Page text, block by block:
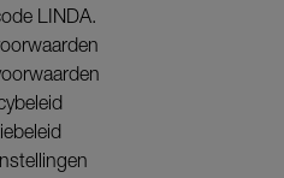
LINDA.